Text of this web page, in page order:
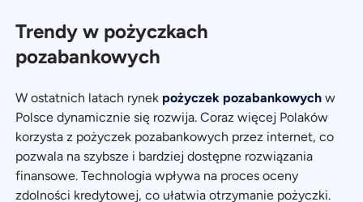
Trendy w pożyczkach
pozabankowych
W ostatnich latach rynek pożyczek pozabankowych w
Polsce dynamicznie się rozwija. Coraz więcej Polaków
korzysta z pożyczek pozabankowych przez internet, co
pozwala na szybsze i bardziej dostępne rozwiązania
finansowe. Technologia wpływa na proces oceny
zdolności kredytowej, co ułatwia otrzymanie pożyczki.